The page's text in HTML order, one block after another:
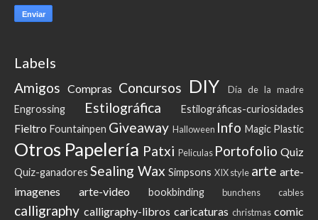
Labels
Amigos Compras Concursos DIY Día de la madre
Engrossing Estilográfica Estilográficas-curiosidades
Fieltro Fountainpen Giveaway Halloween Info Magic Plastic
Otros Papelería Patxi Peliculas Portofolio Quiz
Quiz-ganadores Sealing Wax Simpsons XIX style arte arte-
imagenes
arte-video bookbinding bunchens cables
calligraphy calligraphy-libros caricaturas christmas comic